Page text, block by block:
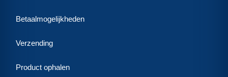
Betaalmogelijkheden
Verzending
Product ophalen